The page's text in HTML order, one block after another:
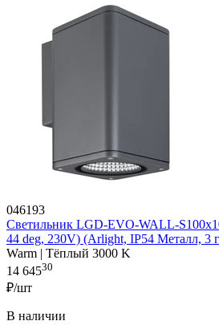
046193
Светильник LGD-EVO-WALL-
44 deg, 230V) (Arlight, IP54 Металл, 3
Warm | Тёплый 3000 K
14 64530
₽/шт
В наличии